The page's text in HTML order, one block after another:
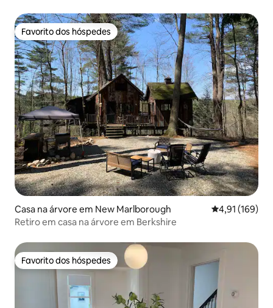
Favorito dos hóspedes
Favorito dos hóspedes
Casa na árvore em New Marlborough Classificação
4,91 (169)
Retiro em casa na árvore em Berkshire
Favorito dos hóspedes
Favorito dos hóspedes